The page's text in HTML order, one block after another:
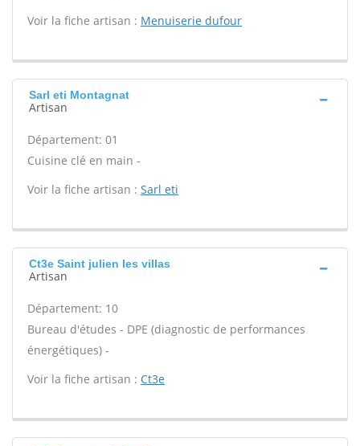
Voir la fiche artisan : Menuiserie dufour
Sarl eti Montagnat
Artisan
Département: 01
Cuisine clé en main -
Voir la fiche artisan : Sarl eti
Ct3e Saint julien les villas
Artisan
Département: 10
Bureau d'études - DPE (diagnostic de performances
énergétiques) -
Voir la fiche artisan : Ct3e